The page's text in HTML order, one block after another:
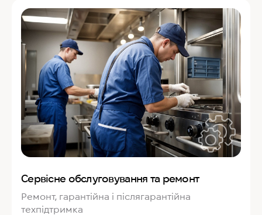
Сервісне обслуговування та ремонт
Ремонт, гарантійна і післягарантійна
техпідтримка